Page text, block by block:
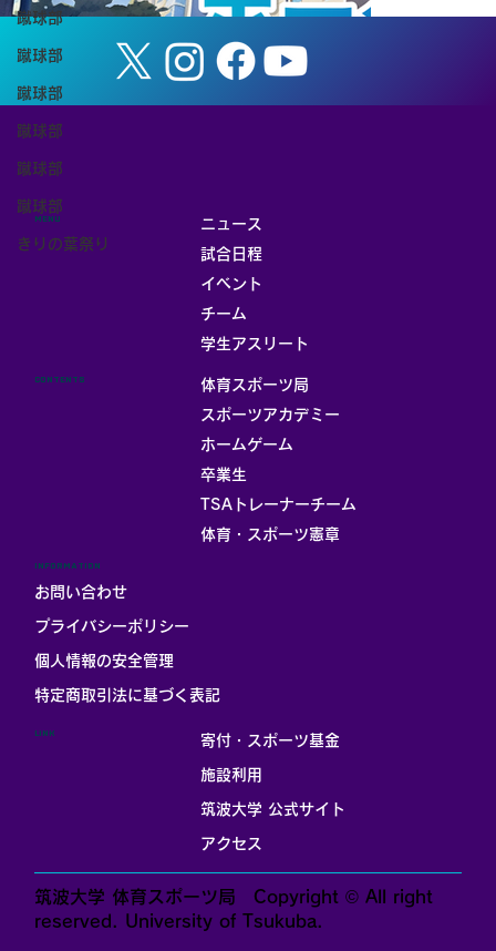
蹴球部
蹴球部
蹴球部
蹴球部
蹴球部
蹴球部
きりの葉祭り
連携協定を締結
ニュース
試合日程
イベント
チーム
学生アスリート
MENU
体育スポーツ局
スポーツアカデミー
ホームゲーム
卒業生
TSAトレーナーチーム
体育・スポーツ憲章
CONTENTS
寄付・スポーツ基金
施設利用
筑波大学 公式サイト
アクセス
LINK
INFORMATION
お問い合わせ
プライバシーポリシー
個人情報の安全管理
​特定商取引法に基づく表記
筑波大学 体育スポーツ局 Copyright © All right
reserved. University of Tsukuba.